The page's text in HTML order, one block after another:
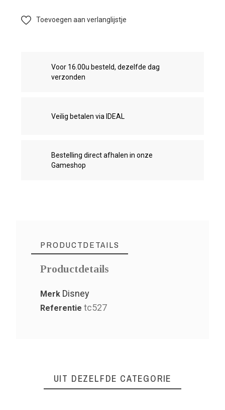
Toevoegen aan verlanglijstje
Voor 16.00u besteld, dezelfde dag
verzonden
Veilig betalen via IDEAL
Bestelling direct afhalen in onze
Gameshop
PRODUCTDETAILS
Productdetails
Merk Disney
Referentietc527
UIT DEZELFDE CATEGORIE